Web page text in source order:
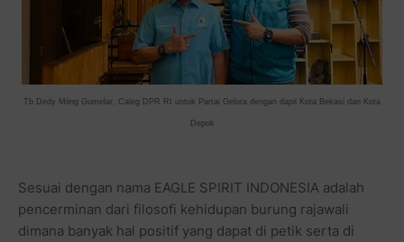
Tb Dedy Miing Gumelar, Caleg DPR RI untuk Partai Gelora dengan dapil Kota Bekasi dan Kota
Depok
Sesuai dengan nama EAGLE SPIRIT INDONESIA adalah
pencerminan dari filosofi kehidupan burung rajawali
dimana banyak hal positif yang dapat di petik serta di